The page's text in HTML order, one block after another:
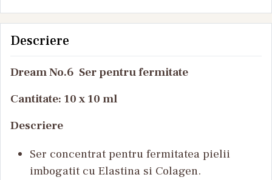
Descriere
Dream No.6 Ser pentru fermitate
Cantitate: 10 x 10 ml
Descriere
Ser concentrat pentru fermitatea pielii
imbogatit cu Elastina si Colagen.